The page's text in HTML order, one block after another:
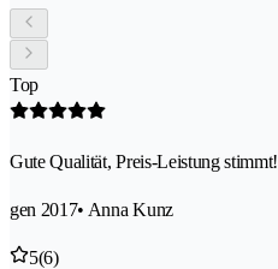
Top
Gute Qualität, Preis-Leistung stimmt!
gen 2017• Anna Kunz
5(6)